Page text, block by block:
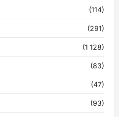
(114)
(291)
(1 128)
(83)
(47)
(93)